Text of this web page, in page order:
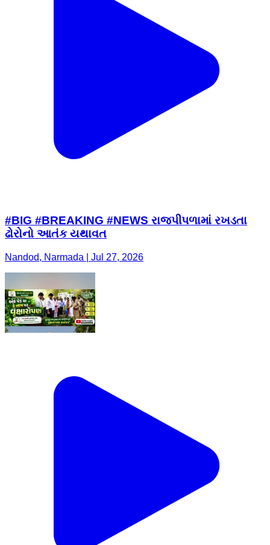
#BIG #BREAKING #NEWS રાજપીપળામાં રખડતા
ઢોરોનો આતંક યથાવત
Nandod, Narmada | Jul 27, 2026